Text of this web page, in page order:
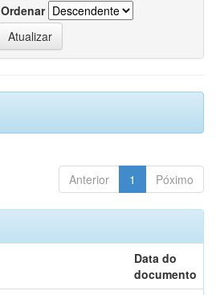
Ordenar
Anterior 1 Póximo
Data do
documento